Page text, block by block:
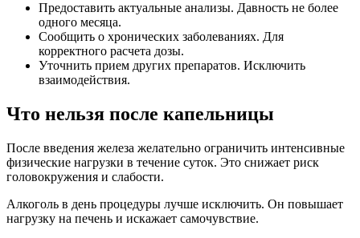
Предоставить актуальные анализы. Давность не более
одного месяца.
Сообщить о хронических заболеваниях. Для
корректного расчета дозы.
Уточнить прием других препаратов. Исключить
взаимодействия.
Что нельзя после капельницы
После введения железа желательно ограничить интенсивные
физические нагрузки в течение суток. Это снижает риск
головокружения и слабости.
Алкоголь в день процедуры лучше исключить. Он повышает
нагрузку на печень и искажает самочувствие.